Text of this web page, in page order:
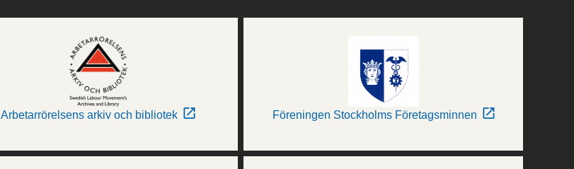
Arbetarrörelsens arkiv och bibliotek Föreningen Stockholms Företagsminnen